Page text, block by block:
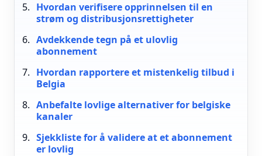
Hvordan verifisere opprinnelsen til en
strøm og distribusjonsrettigheter
Avdekkende tegn på et ulovlig
abonnement
Hvordan rapportere et mistenkelig tilbud i
Belgia
Anbefalte lovlige alternativer for belgiske
kanaler
Sjekkliste for å validere at et abonnement
er lovlig